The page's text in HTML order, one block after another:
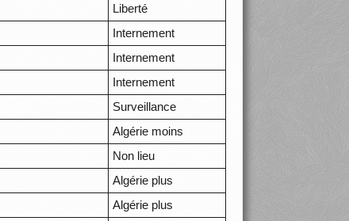
Liberté
Internement
Internement
Internement
Surveillance
Algérie moins
Non lieu
Algérie plus
Algérie plus